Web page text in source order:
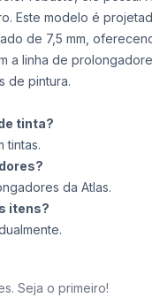
Este modelo é
de 7,5 mm,
a linha de
de pintura.
tinta?
tintas.
da Atlas.
itens?
Seja o primeiro!